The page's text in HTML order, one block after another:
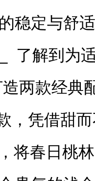
稳定与舒
了解到为
两款经典
，凭借甜
将春日桃